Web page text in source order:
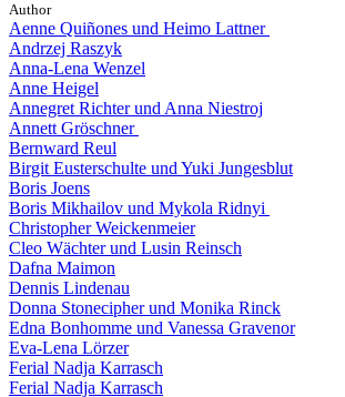
Author
Aenne Quiñones und Heimo Lattner
Andrzej Raszyk
Anna-Lena Wenzel
Anne Heigel
Annegret Richter und Anna Niestroj
Annett Gröschner
Bernward Reul
Birgit Eusterschulte und Yuki Jungesblut
Boris Joens
Boris Mikhailov und Mykola Ridnyi
Christopher Weickenmeier
Cleo Wächter und Lusin Reinsch
Dafna Maimon
Dennis Lindenau
Donna Stonecipher und Monika Rinck
Edna Bonhomme und Vanessa Gravenor
Eva-Lena Lörzer
Ferial Nadja Karrasch
Ferial Nadja Karrasch